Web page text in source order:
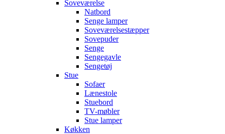
Soveværelse
Natbord
Senge lamper
Soveværelsestæpper
Sovepuder
Senge
Sengegavle
Sengetøj
Stue
Sofaer
Lænestole
Stuebord
TV-møbler
Stue lamper
Køkken